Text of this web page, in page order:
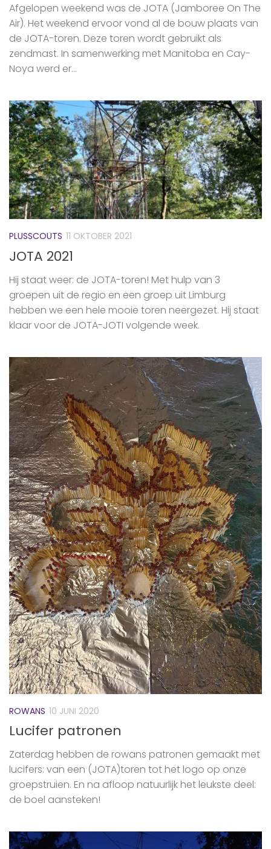
Afgelopen weekend was de JOTA (Jamboree On The
Air). Het weekend ervoor vond al de bouw plaats van
de JOTA-toren. Deze toren wordt gebruikt als
zendmast. In samenwerking met Manitoba en Cay-
Noya werd er...
PLUSSCOUTS 11 OKTOBER 2021
JOTA 2021
Hij staat weer: de JOTA-toren! Met hulp van 3
groepen uit de regio en een groep uit Limburg
hebben we een hele mooie toren neergezet. Hij staat
klaar voor de JOTA-JOTI volgende week.
ROWANS 10 JUNI 2020
Lucifer patronen
Zaterdag hebben de rowans patronen gemaakt met
lucifers: van een (JOTA)toren tot het logo op onze
groepstruien. En na afloop natuurlijk het leukste deel:
de boel aansteken!